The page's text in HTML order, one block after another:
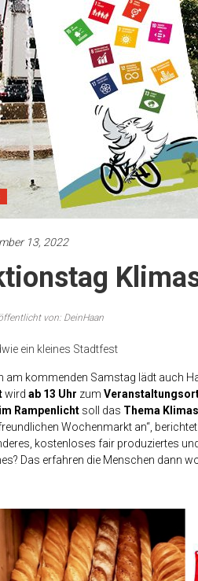
13, 2022
von: DeinHaan
ein kleines Stadtfest
am kommenden Samstag lädt auch
wird ab 13 Uhr zum
im Rampenlicht soll das Thema
Wochenmarkt an“,
kostenloses fair produziertes
Das erfahren die Menschen dann